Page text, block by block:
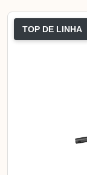
TOP DE LINHA